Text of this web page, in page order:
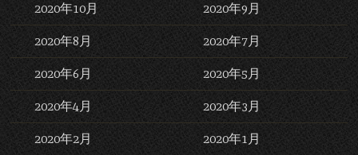
2020年10月 2020年9月
2020年8月 2020年7月
2020年6月 2020年5月
2020年4月 2020年3月
2020年2月 2020年1月